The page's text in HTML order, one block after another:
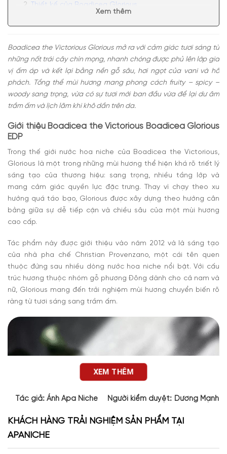
Thiết kế của Boadicea Glorious
Victorious
không?
Xem thêm
Boadicea the Victorious Glorious mở ra với cảm giác tươi sáng từ
những nốt trái cây chín mọng, nhanh chóng được phủ lên lớp gia
vị ấm áp và kết lại bằng nền gỗ sâu, hơi ngọt của vani và hổ
phách. Tổng thể mùi hương mang phong cách fruity – spicy –
woody sang trọng, vừa có sự tươi mới ban đầu vừa để lại dư âm
trầm ấm và lịch lãm khi khô dần trên da.
Giới thiệu Boadicea the Victorious Boadicea Glorious
EDP
Trong thế giới nước hoa niche của Boadicea the Victorious,
Glorious là một trong những mùi hương thể hiện khá rõ triết lý
sáng tạo của thương hiệu: sang trọng, nhiều tầng lớp và
mang cảm giác quyền lực đặc trưng. Thay vì chạy theo xu
hướng quá táo bạo, Glorious được xây dựng theo hướng cân
bằng giữa sự dễ tiếp cận và chiều sâu của một mùi hương
cao cấp.
Tác phẩm này được giới thiệu vào năm 2012 và là sáng tạo
của nhà pha chế Christian Provenzano, một cái tên quen
thuộc đứng sau nhiều dòng nước hoa niche nổi bật. Với cấu
trúc hương thuộc nhóm gỗ phương Đông dành cho cả nam và
nữ, Glorious mang đến trải nghiệm mùi hương chuyển biến rõ
ràng từ tươi sáng sang trầm ấm.
XEM THÊM
Tác giả: Ánh Apa Niche Người kiểm duyệt: Dương Mạnh
KHÁCH HÀNG TRẢI NGHIỆM SẢN PHẨM TẠI
APANICHE